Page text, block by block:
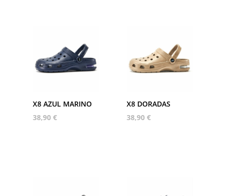
X8 AZUL MARINO
38,90 €
X8 DORADAS
38,90€